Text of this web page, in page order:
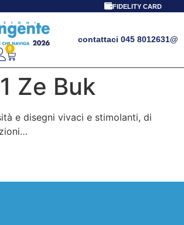
FIDELITY CARD
contattaci 045 8012631@
0
Ze Buk
e disegni vivaci e stimolanti, di